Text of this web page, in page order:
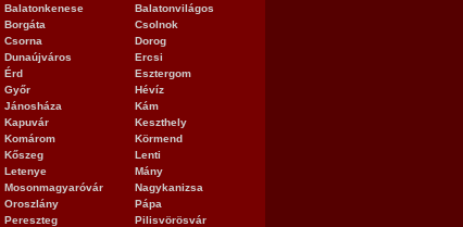
Balatonkenese
Balatonvilágos
Borgáta
Csolnok
Csorna
Dorog
Dunaújváros
Ercsi
Érd
Esztergom
Győr
Hévíz
Jánosháza
Kám
Kapuvár
Keszthely
Komárom
Körmend
Kőszeg
Lenti
Letenye
Mány
Mosonmagyaróvár
Nagykanizsa
Oroszlány
Pápa
Pereszteg
Pilisvörösvár